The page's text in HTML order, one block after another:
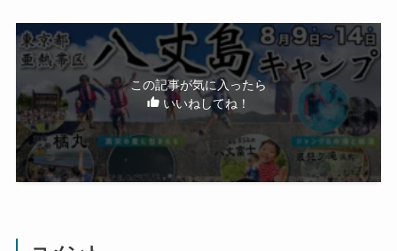
この記事が気に入ったら
いいねしてね！